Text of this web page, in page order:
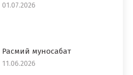
01.07.2026
Расмий муносабат
11.06.2026